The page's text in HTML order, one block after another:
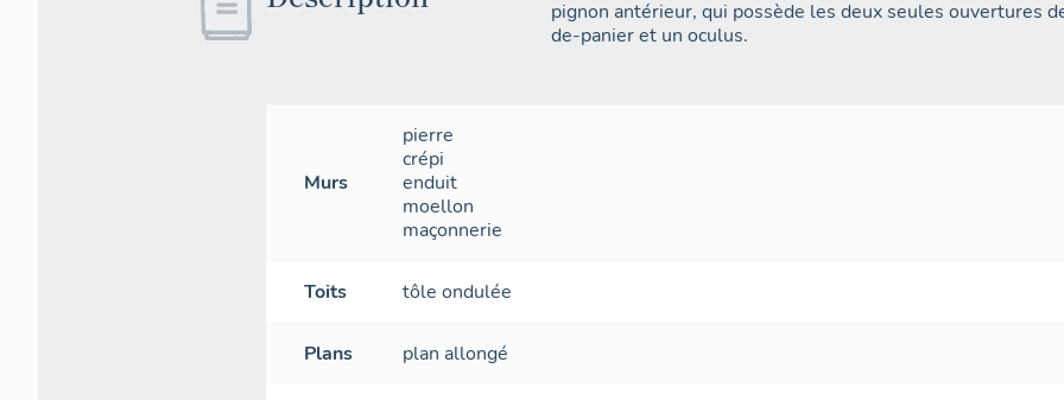
pignon antérieur, qui possède les deux seules ouvertures
de-panier et un oculus.
Murs
pierre
crépi
enduit
moellon
maçonnerie
Toits tôle ondulée
Plans plan allongé